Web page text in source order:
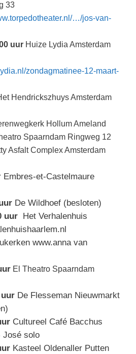
33
…/jos-van-
uur Huize Lydia Amsterdam
zondagmatinee-12-maart-
Hendrickszhuys Amsterdam
Hollum Ameland
Spaarndam Ringweg 12
Asfalt Complex Amsterdam
Embres-et-Castelmaure
De Wildhoef (besloten)
uur Het Verhalenhuis
www.anna van
El Theatro Spaarndam
uur De Flesseman Nieuwmarkt
Cultureel Café Bacchus
José solo
Kasteel Oldenaller Putten